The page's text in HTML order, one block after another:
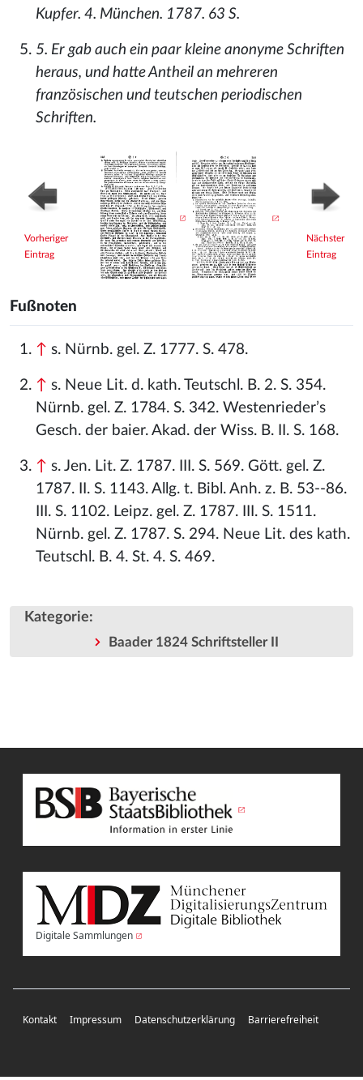
Kupfer. 4. München. 1787. 63 S.
5. Er gab auch ein paar kleine anonyme Schriften
heraus, und hatte Antheil an mehreren
französischen und teutschen periodischen
Schriften.
Vorheriger
Eintrag
Nächster
Eintrag
Fußnoten
↑ s. Nürnb. gel. Z. 1777. S. 478.
↑ s. Neue Lit. d. kath. Teutschl. B. 2. S. 354.
Nürnb. gel. Z. 1784. S. 342. Westenrieder’s
Gesch. der baier. Akad. der Wiss. B. II. S. 168.
↑ s. Jen. Lit. Z. 1787. III. S. 569. Gött. gel. Z.
1787. II. S. 1143. Allg. t. Bibl. Anh. z. B. 53--86.
III. S. 1102. Leipz. gel. Z. 1787. III. S. 1511.
Nürnb. gel. Z. 1787. S. 294. Neue Lit. des kath.
Teutschl. B. 4. St. 4. S. 469.
Kategorie:
Baader 1824 Schriftsteller II
Digitale Sammlungen
Kontakt Impressum Datenschutzerklärung Barrierefreiheit